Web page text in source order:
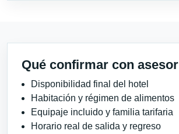
Qué confirmar con asesor
Disponibilidad final del hotel
Habitación y régimen de alimentos
Equipaje incluido y familia tarifaria
Horario real de salida y regreso